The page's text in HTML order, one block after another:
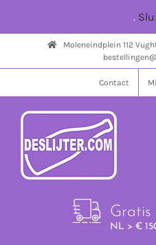
.
Moleneindplein 112
Contact
Gratis
NL > €